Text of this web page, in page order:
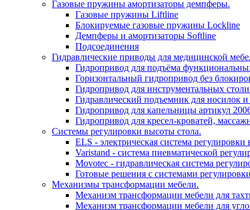
Газовые пружины амортизаторы демпферы.
Газовые пружины Liftline
Блокируемые газовые пружины Lockline
Демпферы и амортизаторы Softline
Подсоединения
Гидравлические приводы для медицинской
Гидропривод для подъёма
Горизонтальный гидропривод без
Гидропривод для инструментальных
Гидравлический подъемник для носилок
Гидропривод для капельницы артикул
Гидропривод для кресел-кроватей,
Системы регулировки высоты стола.
ELS - электрическая система регулировки
Varistand - система пневматической
Movotec - гидравлическая система
Готовые решения с системами
Механизмы трансформации мебели.
Механизм трансформации мебели для
Механизм трансформации мебели для